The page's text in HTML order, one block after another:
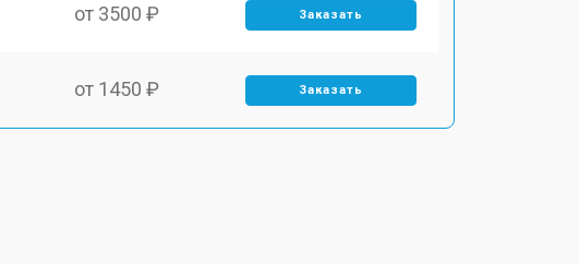
от 3500 ₽ Заказать
от 1450 ₽ Заказать